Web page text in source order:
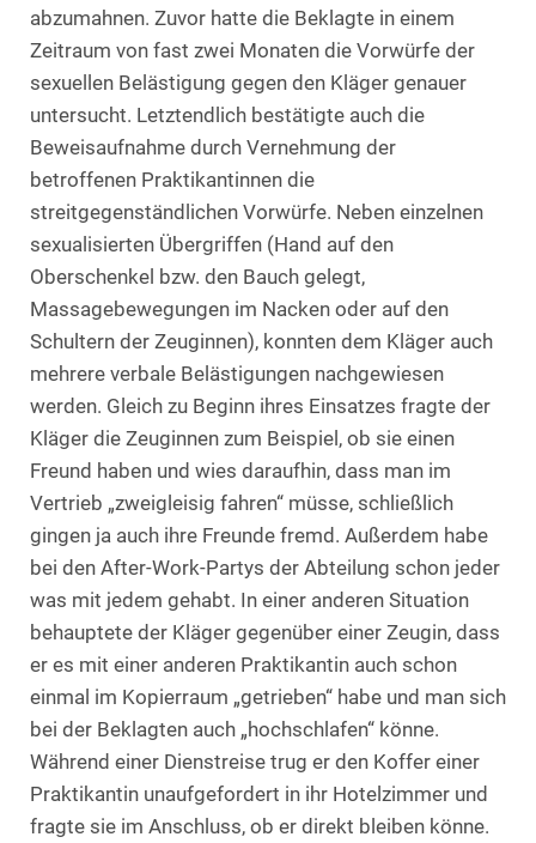
abzumahnen. Zuvor hatte die Beklagte in einem
Zeitraum von fast zwei Monaten die Vorwürfe der
sexuellen Belästigung gegen den Kläger genauer
untersucht. Letztendlich bestätigte auch die
Beweisaufnahme durch Vernehmung der
betroffenen Praktikantinnen die
streitgegenständlichen Vorwürfe. Neben einzelnen
sexualisierten Übergriffen (Hand auf den
Oberschenkel bzw. den Bauch gelegt,
Massagebewegungen im Nacken oder auf den
Schultern der Zeuginnen), konnten dem Kläger auch
mehrere verbale Belästigungen nachgewiesen
werden. Gleich zu Beginn ihres Einsatzes fragte der
Kläger die Zeuginnen zum Beispiel, ob sie einen
Freund haben und wies daraufhin, dass man im
Vertrieb „zweigleisig fahren“ müsse, schließlich
gingen ja auch ihre Freunde fremd. Außerdem habe
bei den After-Work-Partys der Abteilung schon jeder
was mit jedem gehabt. In einer anderen Situation
behauptete der Kläger gegenüber einer Zeugin, dass
er es mit einer anderen Praktikantin auch schon
einmal im Kopierraum „getrieben“ habe und man sich
bei der Beklagten auch „hochschlafen“ könne.
Während einer Dienstreise trug er den Koffer einer
Praktikantin unaufgefordert in ihr Hotelzimmer und
fragte sie im Anschluss, ob er direkt bleiben könne.